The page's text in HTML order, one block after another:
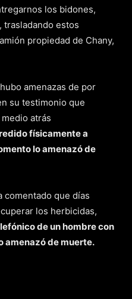
los bidones,
, trasladando estos
propiedad de Chany,
amenazas de por
su testimonio que
atrás
físicamente a
lo amenazó de
comentado que días
los herbicidas,
de un hombre con
amenazó de muerte.